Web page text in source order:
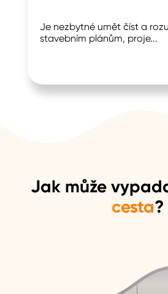
Je nezbytné umět číst a
stavebním plánům, proje...
Jak může
cesta?